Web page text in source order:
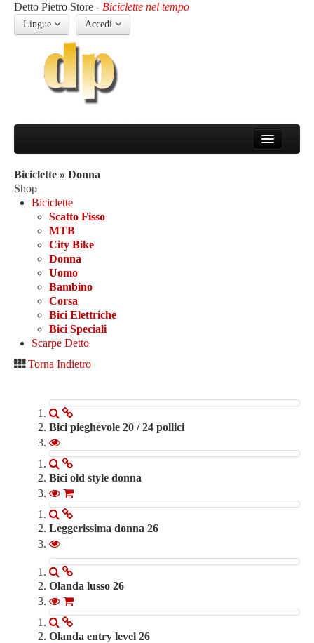
Detto Pietro Store - Biciclette nel tempo
Lingue Accedi
Home
Azienda
Chi siamo
Biciclette
Scatto Fisso
MTB
City Bike
Uomo
Corsa
Bici Elettriche
Bici Speciali
Accessori
Scarpe Detto
Biciclette » Donna
Shop
Biciclette
Scatto Fisso
MTB
City Bike
Donna
Uomo
Bambino
Corsa
Bici Elettriche
Bici Speciali
Scarpe Detto
Torna Indietro
Bici pieghevole 20 / 24 pollici
Bici old style donna
Leggerissima donna 26
Olanda lusso 26
Olanda entry level 26